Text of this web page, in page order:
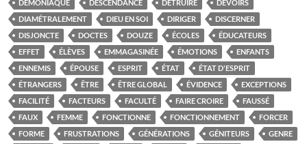
DÉMONIAQUE DESCENDANCE DÉTRUIRE
DEVOIRS
DIAMÉTRALEMENT
DIEU EN SOI DIRIGER
DISCERNER
DISJONCTE
DOCTES DOUZE ÉCOLES
ÉDUCATEURS
EFFET
ÉLÈVES EMMAGASINÉE ÉMOTIONS
ENFANTS
ENNEMIS
ÉPOUSE ESPRIT ÉTAT
ÉTAT D'ESPRIT
ÉTRANGERS
ÊTRE ÊTRE GLOBAL ÉVIDENCE
EXCEPTIONS
FACILITÉ
FACTEURS FACULTÉ FAIRE CROIRE
FAUSSÉ
FAUX
FEMME FONCTIONNE FONCTIONNEMENT
FORCER
FORME
FRUSTRATIONS GÉNÉRATIONS GÉNITEURS
GENRE